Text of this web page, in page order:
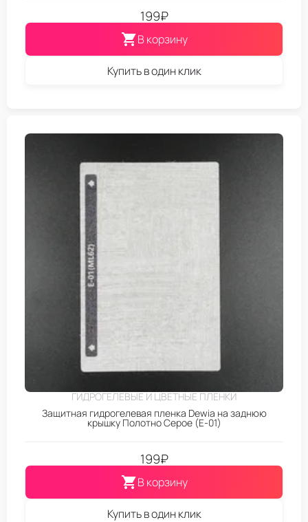
199₽
В корзину
Купить в один клик
ГИДРОГЕЛЕВЫЕ И ЦВЕТНЫЕ ПЛЕНКИ
Защитная гидрогелевая пленка Dewia на заднюю
крышку Полотно Серое (E-01)
199₽
В корзину
Купить в один клик